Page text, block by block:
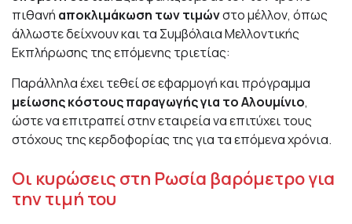
πιθανή αποκλιμάκωση των τιμώνστο μέλλον, όπως
άλλωστε δείχνουν και τα Συμβόλαια Μελλοντικής
Εκπλήρωσης της επόμενης τριετίας:
Παράλληλα έχει τεθεί σε εφαρμογή και πρόγραμμα
μείωσης κόστους παραγωγής για το Αλουμίνιο,
ώστε να επιτραπεί στην εταιρεία να επιτύχει τους
στόχους της κερδοφορίας της για τα επόμενα χρόνια.
Οι κυρώσεις στη Ρωσία βαρόμετρο για
την τιμή του